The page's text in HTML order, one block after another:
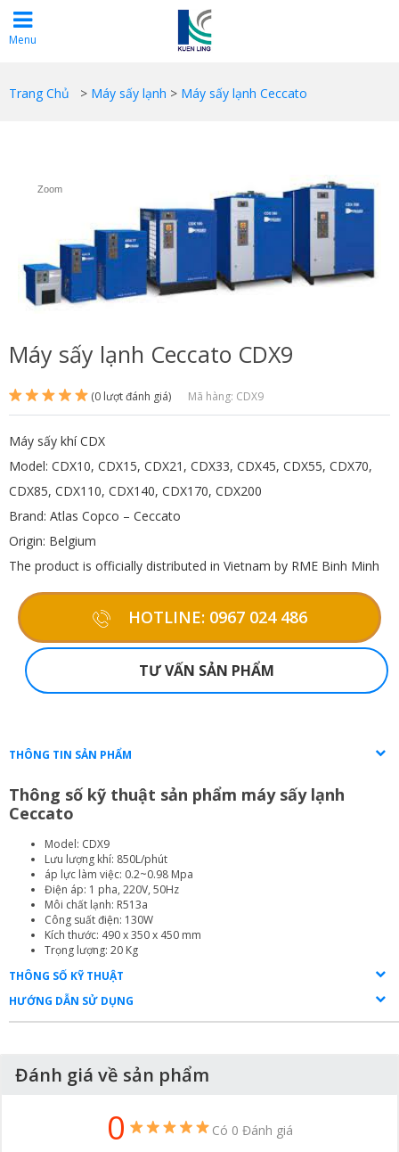
Menu
Trang Chủ > Máy sấy lạnh > Máy sấy lạnh Ceccato
Zoom
Máy sấy lạnh Ceccato CDX9
(0 lượt đánh giá) Mã hàng: CDX9
Máy sấy khí CDX
Model: CDX10, CDX15, CDX21, CDX33, CDX45, CDX55, CDX70,
CDX85, CDX110, CDX140, CDX170, CDX200
Brand: Atlas Copco – Ceccato
Origin: Belgium
The product is officially distributed in Vietnam by RME Binh Minh
HOTLINE: 0967 024 486
TƯ VẤN SẢN PHẨM
THÔNG TIN SẢN PHẨM
Thông số kỹ thuật sản phẩm máy sấy lạnh
Ceccato
Model: CDX9
Lưu lượng khí: 850L/phút
áp lực làm việc: 0.2~0.98 Mpa
Điện áp: 1 pha, 220V, 50Hz
Môi chất lạnh: R513a
Công suất điện: 130W
Kích thước: 490 x 350 x 450 mm
Trọng lượng: 20 Kg
THÔNG SỐ KỸ THUẬT
HƯỚNG DẪN SỬ DỤNG
Đánh giá về sản phẩm
0 Có 0 Đánh giá